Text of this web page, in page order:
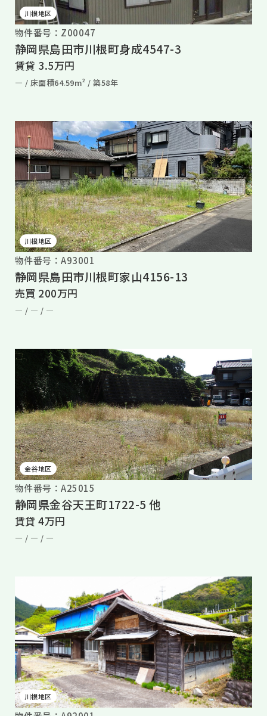
川根地区
物件番号：Z00047
静岡県島田市川根町身成4547-3
賃貸 3.5万円
― / 床面積64.59m² /築58年
川根地区
物件番号：A93001
静岡県島田市川根町家山4156-13
売買 200万円
― / ― / ―
金谷地区
物件番号：A25015
静岡県金谷天王町1722-5 他
賃貸 4万円
― / ― / ―
川根地区